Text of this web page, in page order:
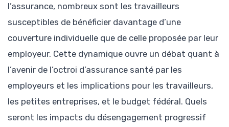
l’assurance, nombreux sont les travailleurs
susceptibles de bénéficier davantage d’une
couverture individuelle que de celle proposée par leur
employeur. Cette dynamique ouvre un débat quant à
l’avenir de l’octroi d’assurance santé par les
employeurs et les implications pour les travailleurs,
les petites entreprises, et le budget fédéral. Quels
seront les impacts du désengagement progressif